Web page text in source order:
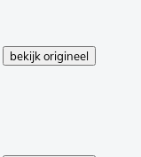
bekijk origineel